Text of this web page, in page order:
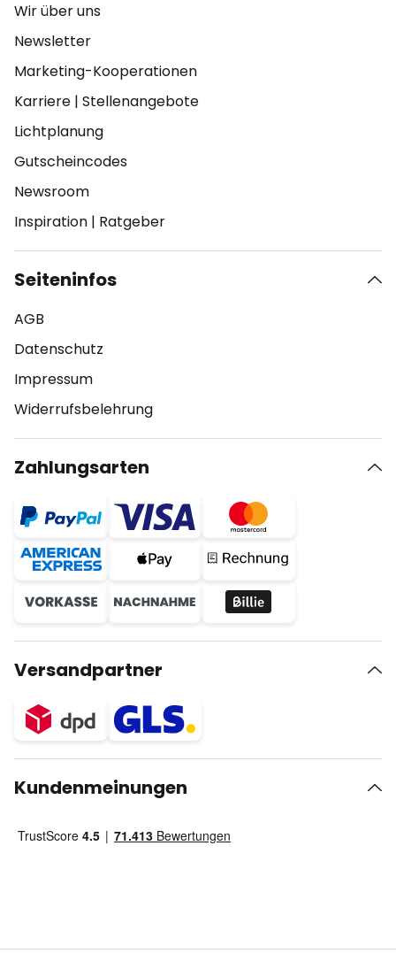
Wir über uns
Newsletter
Marketing-Kooperationen
Karriere | Stellenangebote
Lichtplanung
Gutscheincodes
Newsroom
Inspiration | Ratgeber
Seiteninfos
AGB
Datenschutz
Impressum
Widerrufsbelehrung
Zahlungsarten
Versandpartner
Kundenmeinungen